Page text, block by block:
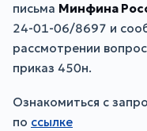
письма Минфина
24-01-06/8697 и
рассмотрении
приказ 450н.
Ознакомиться с
по ссылке